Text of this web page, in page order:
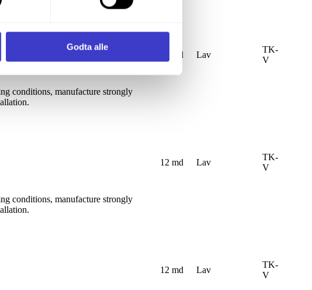
hvordan vi samler inn og behandler
Godta alle
conditions, manufacture strongly
12 md Lav
TK-
V
conditions, manufacture strongly
12 md Lav
TK-
V
12 md Lav
TK-
V